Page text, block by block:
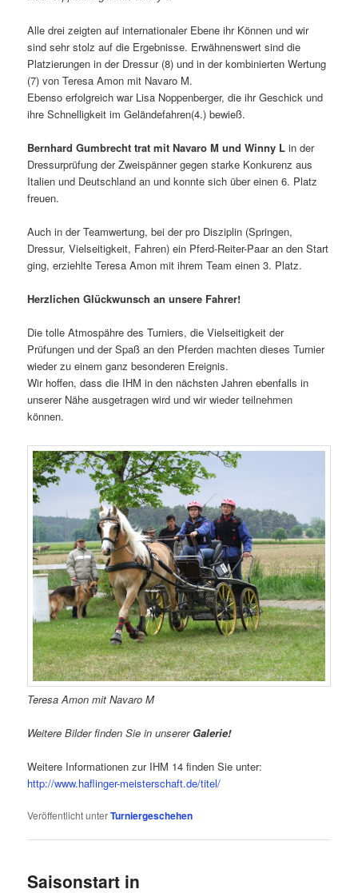
Alle drei zeigten auf internationaler Ebene ihr Können und wir
sind sehr stolz auf die Ergebnisse. Erwähnenswert sind die
Platzierungen in der Dressur (8) und in der kombinierten Wertung
(7) von Teresa Amon mit Navaro M.
Ebenso erfolgreich war Lisa Noppenberger, die ihr Geschick und
ihre Schnelligkeit im Geländefahren(4.) bewieß.
Bernhard Gumbrecht trat mit Navaro M und Winny L in der
Dressurprüfung der Zweispänner gegen starke Konkurenz aus
Italien und Deutschland an und konnte sich über einen 6. Platz
freuen.
Auch in der Teamwertung, bei der pro Disziplin (Springen,
Dressur, Vielseitigkeit, Fahren) ein Pferd-Reiter-Paar an den Start
ging, erziehlte Teresa Amon mit ihrem Team einen 3. Platz.
Herzlichen Glückwunsch an unsere Fahrer!
Die tolle Atmospähre des Turniers, die Vielseitigkeit der
Prüfungen und der Spaß an den Pferden machten dieses Turnier
wieder zu einem ganz besonderen Ereignis.
Wir hoffen, dass die IHM in den nächsten Jahren ebenfalls in
unserer Nähe ausgetragen wird und wir wieder teilnehmen
können.
Teresa Amon mit Navaro M
Weitere Bilder finden Sie in unsererGalerie!
Weitere Informationen zur IHM 14 finden Sie unter:
http://www.haflinger-meisterschaft.de/titel/
Veröffentlicht unterTurniergeschehen
Saisonstart in